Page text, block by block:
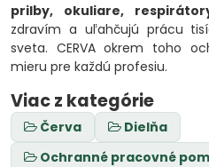
prilby, okuliare,
zdravím a uľahčujú prácu
sveta. CERVA okrem toho
mieru pre každú profesiu.
Viac z kategórie
Červa
Dielňa
Ochranné pracovné